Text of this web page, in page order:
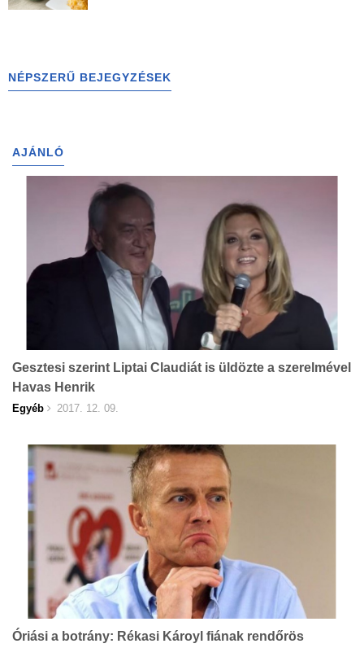
NÉPSZERŰ BEJEGYZÉSEK
AJÁNLÓ
Gesztesi szerint Liptai Claudiát is üldözte a szerelmével
Havas Henrik
Egyéb 2017. 12. 09.
Óriási a botrány: Rékasi Károyl fiának rendőrös